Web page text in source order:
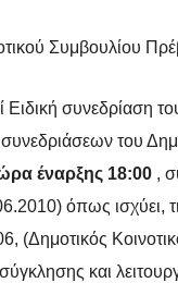
Συμβουλίου
Ειδική συνεδρίαση
του
έναρξης 18:00 ,
όπως ισχύει,
σύγκλησης και